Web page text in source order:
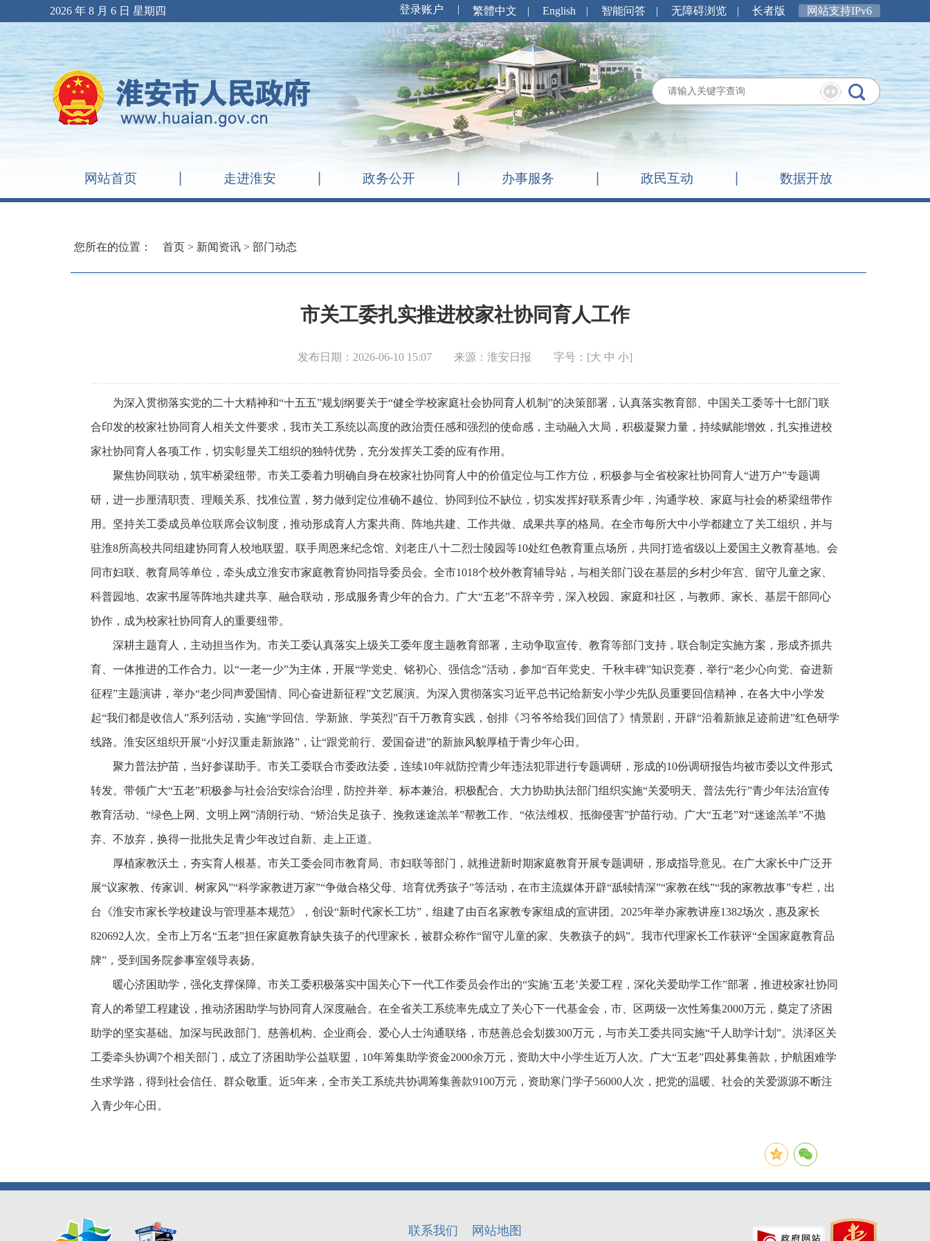
2026 年 8 月 6 日 星期四 繁體中文 | English | 智能问答 | 无障碍浏览 | 长者版 网站支持IPv6
网站首页 走进淮安 政务公开 办事服务 政民互动 数据开放
您所在的位置： 首页 > 新闻资讯 > 部门动态
市关工委扎实推进校家社协同育人工作
发布日期：2026-06-10 15:07 来源：淮安日报 字号：[大 中 小]
为深入贯彻落实党的二十大精神和“十五五”规划纲要关于“健全学校家庭社会协同育人机制”的决策部署，认真落实教育部、中国关工委等十七部门联
合印发的校家社协同育人相关文件要求，我市关工系统以高度的政治责任感和强烈的使命感，主动融入大局，积极凝聚力量，持续赋能增效，扎实推进校
家社协同育人各项工作，切实彰显关工组织的独特优势，充分发挥关工委的应有作用。
聚焦协同联动， 筑牢桥梁纽带。 市关工委着力明确自身在校家社协同育人中的价值定位与工作方位，积极参与全省校家社协同育人“进万户”专题调
研，进一步厘清职责、理顺关系、找准位置，努力做到定位准确不越位、协同到位不缺位，切实发挥好联系青少年，沟通学校、家庭与社会的桥梁纽带作
用。坚持关工委成员单位联席会议制度，推动形成育人方案共商、阵地共建、工作共做、成果共享的格局。在全市每所大中小学都建立了关工组织，并与
驻淮8所高校共同组建协同育人校地联盟。联手周恩来纪念馆、刘老庄八十二烈士陵园等10处红色教育重点场所，共同打造省级以上爱国主义教育基地。会
同市妇联、教育局等单位，牵头成立淮安市家庭教育协同指导委员会。全市1018个校外教育辅导站，与相关部门设在基层的乡村少年宫、留守儿童之家、
科普园地、农家书屋等阵地共建共享、融合联动，形成服务青少年的合力。广大“五老”不辞辛劳，深入校园、家庭和社区，与教师、家长、基层干部同心
协作，成为校家社协同育人的重要纽带。
深耕主题育人， 主动担当作为。 市关工委认真落实上级关工委年度主题教育部署，主动争取宣传、教育等部门支持，联合制定实施方案，形成齐抓共
育、一体推进的工作合力。以“一老一少”为主体，开展“学党史、铭初心、强信念”活动，参加“百年党史、千秋丰碑”知识竞赛，举行“老少心向党、奋进新
征程”主题演讲，举办“老少同声爱国情、同心奋进新征程”文艺展演。为深入贯彻落实习近平总书记给新安小学少先队员重要回信精神，在各大中小学发
起“我们都是收信人”系列活动，实施“学回信、学新旅、学英烈”百千万教育实践，创排《习爷爷给我们回信了》情景剧，开辟“沿着新旅足迹前进”红色研学
线路。淮安区组织开展“小好汉重走新旅路”，让“跟党前行、爱国奋进”的新旅风貌厚植于青少年心田。
聚力普法护苗， 当好参谋助手。 市关工委联合市委政法委，连续10年就防控青少年违法犯罪进行专题调研，形成的10份调研报告均被市委以文件形式
转发。带领广大“五老”积极参与社会治安综合治理，防控并举、标本兼治。积极配合、大力协助执法部门组织实施“关爱明天、普法先行”青少年法治宣传
教育活动、“绿色上网、文明上网”清朗行动、“矫治失足孩子、挽救迷途羔羊”帮教工作、“依法维权、抵御侵害”护苗行动。广大“五老”对“迷途羔羊”不抛
弃、不放弃，换得一批批失足青少年改过自新、走上正道。
厚植家教沃土， 夯实育人根基。 市关工委会同市教育局、市妇联等部门，就推进新时期家庭教育开展专题调研，形成指导意见。在广大家长中广泛开
展“议家教、传家训、树家风”“科学家教进万家”“争做合格父母、培育优秀孩子”等活动，在市主流媒体开辟“舐犊情深”“家教在线”“我的家教故事”专栏，出
台《淮安市家长学校建设与管理基本规范》，创设“新时代家长工坊”，组建了由百名家教专家组成的宣讲团。2025年举办家教讲座1382场次，惠及家长
820692人次。全市上万名“五老”担任家庭教育缺失孩子的代理家长，被群众称作“留守儿童的家、失教孩子的妈”。我市代理家长工作获评“全国家庭教育品
牌”，受到国务院参事室领导表扬。
暖心济困助学， 强化支撑保障。 市关工委积极落实中国关心下一代工作委员会作出的“实施‘五老’关爱工程，深化关爱助学工作”部署，推进校家社协同
育人的希望工程建设，推动济困助学与协同育人深度融合。在全省关工系统率先成立了关心下一代基金会，市、区两级一次性筹集2000万元，奠定了济困
助学的坚实基础。加深与民政部门、慈善机构、企业商会、爱心人士沟通联络，市慈善总会划拨300万元，与市关工委共同实施“千人助学计划”。洪泽区关
工委牵头协调7个相关部门，成立了济困助学公益联盟，10年筹集助学资金2000余万元，资助大中小学生近万人次。广大“五老”四处募集善款，护航困难学
生求学路，得到社会信任、群众敬重。近5年来，全市关工系统共协调筹集善款9100万元，资助寒门学子56000人次，把党的温暖、社会的关爱源源不断注
入青少年心田。
联系我们 网站地图